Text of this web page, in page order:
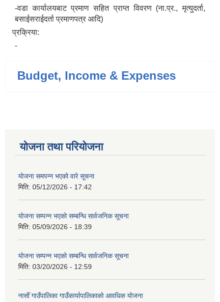
-वडा कार्यालयबाट प्रमाण सहित प्राप्त विवरण (ना.प्र., मृत्युदर्ता,
बसाईसराईदर्ता प्रमाणपत्र आदि)
प्रक्रिया:
-
Budget, Income & Expenses
योजना तथा परियोजना
योजना समपन्न भएको वारे सूचना
मिति: 05/12/2026 - 17:42
योजना सम्पन्न भएको सम्बन्धि सार्वजनिक सूचना
मिति: 05/09/2026 - 18:39
योजना सम्पन्न भएको सम्बन्धि सार्वजनिक सूचना
मिति: 03/20/2026 - 12:59
नासोँ गाउँपालिका गाउँकार्यापालिकाको आवधिक योजना